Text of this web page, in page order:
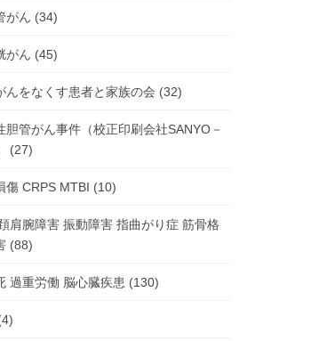
がん (34)
がん (45)
んをなくす患者と家族の会 (32)
胆管がん事件（校正印刷会社SANYO－
(27)
傷 CRPS MTBI (10)
肩腕障害 振動障害 指曲がり症 筋骨格
(88)
過重労働 脳心臓疾患 (130)